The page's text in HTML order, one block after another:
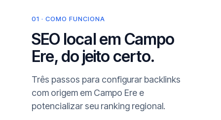
01 · COMO FUNCIONA
SEO local em Campo
Ere, do jeito certo.
Três passos para configurar backlinks
com origem em Campo Ere e
potencializar seu ranking regional.